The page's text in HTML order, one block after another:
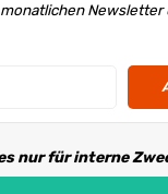
nur für interne